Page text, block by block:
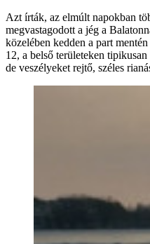
Azt írták, az elmúlt napokban
megvastagodott a jég a
közelében kedden a part
12, a belső területeken
de veszélyeket rejtő, széles